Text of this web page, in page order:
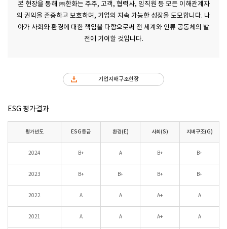
본 헌장을 통해 ㈜한화는 주주, 고객, 협력사, 임직원 등 모든 이해관계자
의 권익을 존중하고 보호하며, 기업의 지속 가능한 성장을 도모합니다. 나
아가 사회와 환경에 대한 책임을 다함으로써 전 세계와 인류 공동체의 발
전에 기여할 것입니다.
기업지배구조헌장
ESG 평가결과
평가년도 ESG등급 환경(E) 사회(S) 지배구조(G)
2024 B+ A B+ B+
2023 B+ B+ B+ B+
2022 A A A+ A
2021 A A A+ A